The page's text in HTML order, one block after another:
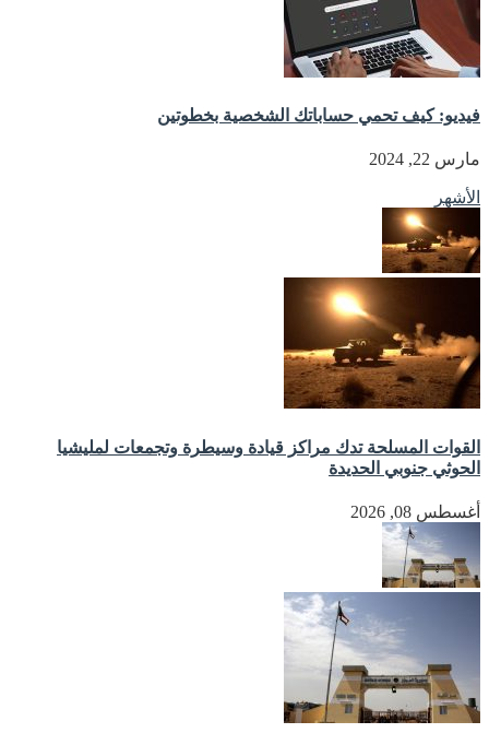
فيديو: كيف تحمي حساباتك الشخصية بخطوتين
مارس 22, 2024
الأشهر
القوات المسلحة تدك مراكز قيادة وسيطرة وتجمعات لمليشيا
الحوثي جنوبي الحديدة
أغسطس 08, 2026